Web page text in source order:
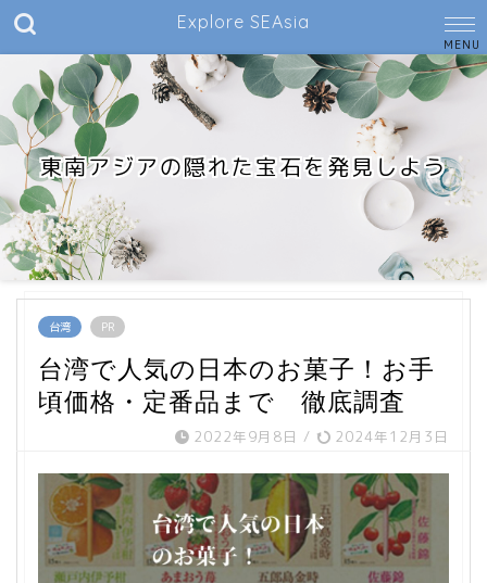
Explore SEAsia
東南アジアの隠れた宝石を発見しよう
台湾 PR
台湾で人気の日本のお菓子！お手
頃価格・定番品まで 徹底調査
2022年9月8日 / 2024年12月3日